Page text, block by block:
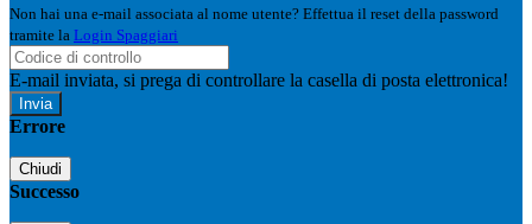
Non hai una e-mail associata al nome utente? Effettua il reset della password
tramite la Login Spaggiari
E-mail inviata, si prega di controllare la casella di posta elettronica!
Errore
Chiudi
Successo